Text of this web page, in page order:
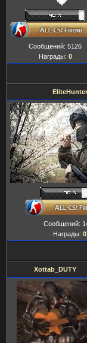
Сообщений: 5126
Награды: 0
EliteHunter
Сообщений:
Награды: 0
Xottab_DUTY